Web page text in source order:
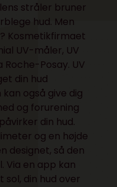
stråler bruner
hud. Men
Kosmetikfirmaet
UV-måler, UV
Roche-Posay. UV
din hud
også give dig
og forurening
din hud.
og en højde
designet, så den
Via en app kan
sol, din hud over